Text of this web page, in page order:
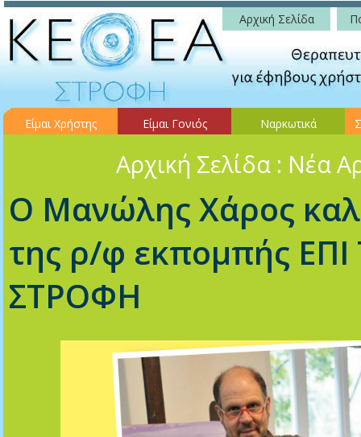
Αρχική Σελίδα
Είμαι Χρήστης Είμαι Γονιός Ναρκωτικά
Αρχική Σελίδα : Νέα
Ο Μανώλης Χάρος
της ρ/φ εκπομπής
ΣΤΡΟΦΗ